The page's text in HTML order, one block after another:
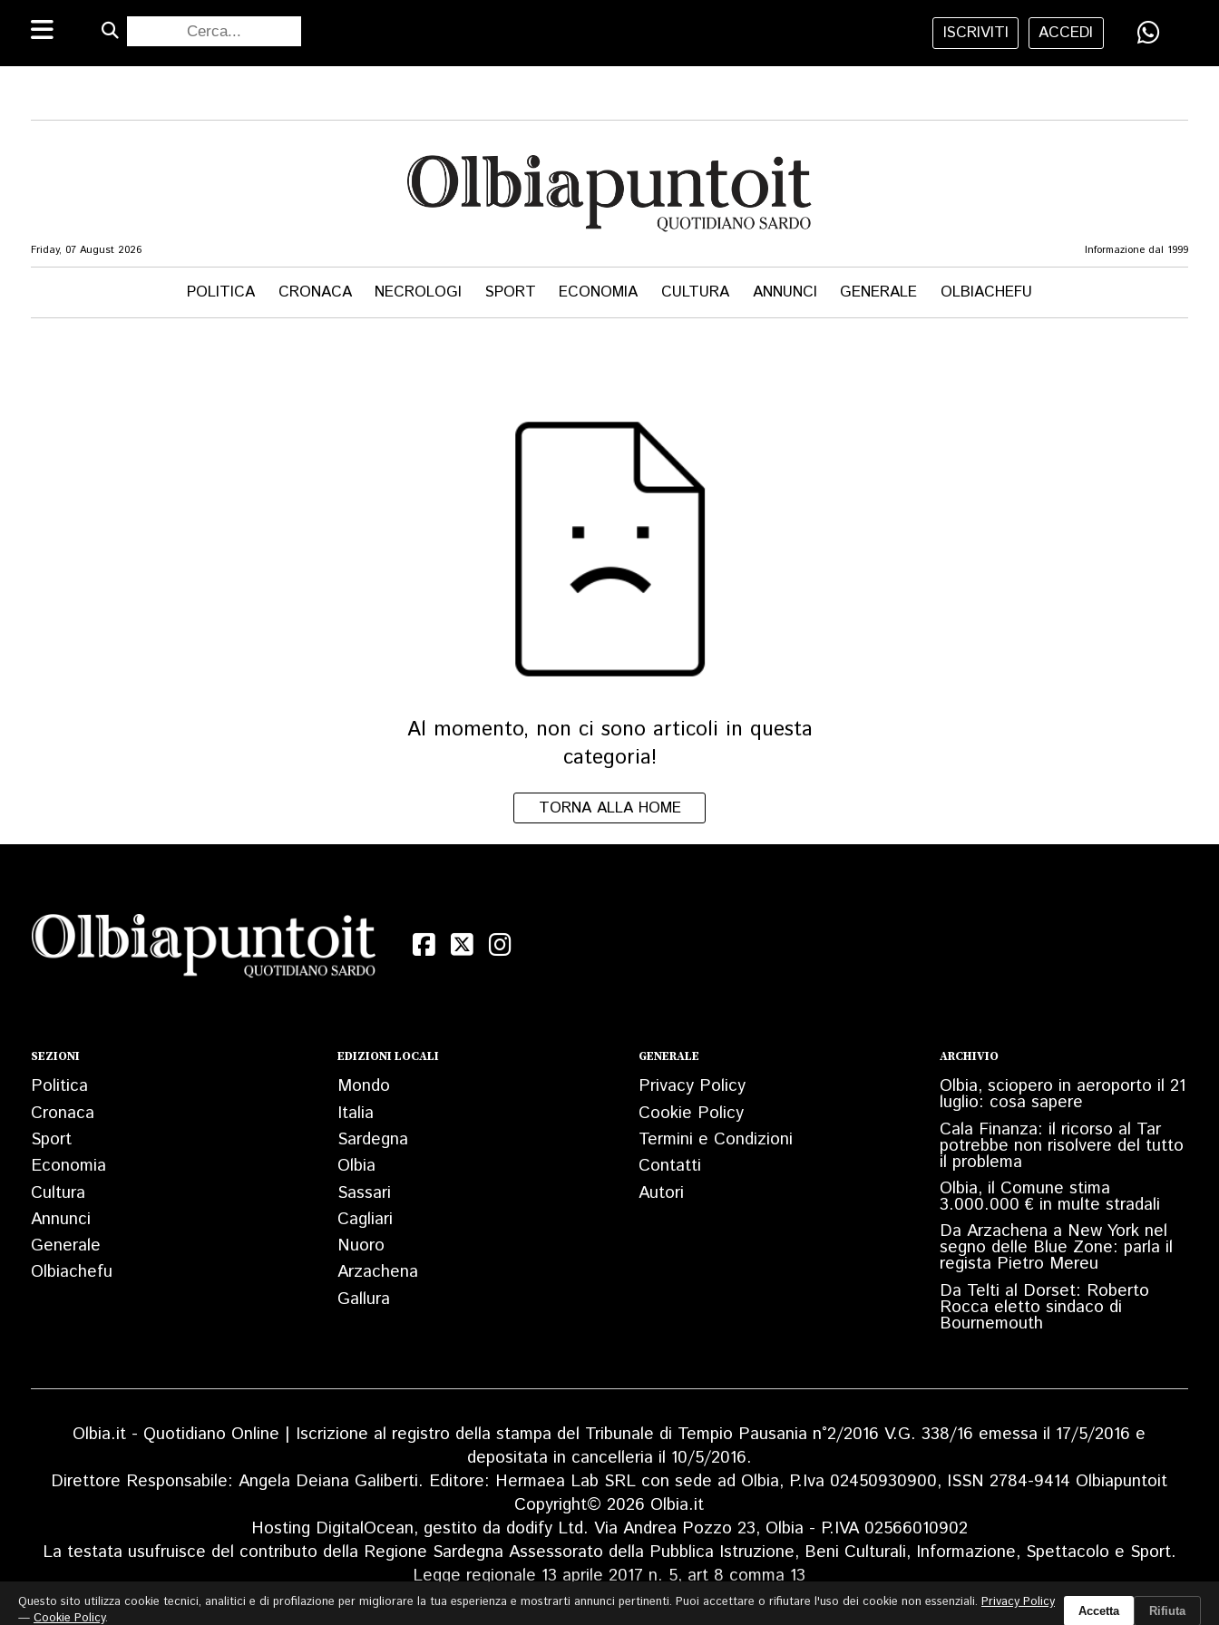
ISCRIVITI ACCEDI
Friday, 07 August 2026 Informazione dal 1999
POLITICA CRONACA NECROLOGI SPORT ECONOMIA CULTURA ANNUNCI GENERALE OLBIACHEFU
Al momento, non ci sono articoli in questa
categoria!
TORNA ALLA HOME
SEZIONI
Politica
Cronaca
Sport
Economia
Cultura
Annunci
Generale
Olbiachefu
EDIZIONI LOCALI
Mondo
Italia
Sardegna
Olbia
Sassari
Cagliari
Nuoro
Arzachena
Gallura
GENERALE
Privacy Policy
Cookie Policy
Termini e Condizioni
Contatti
Autori
ARCHIVIO
Olbia, sciopero in aeroporto il 21
luglio: cosa sapere
Cala Finanza: il ricorso al Tar
potrebbe non risolvere del tutto
il problema
Olbia, il Comune stima
3.000.000 € in multe stradali
Da Arzachena a New York nel
segno delle Blue Zone: parla il
regista Pietro Mereu
Da Telti al Dorset: Roberto
Rocca eletto sindaco di
Bournemouth
Olbia.it - Quotidiano Online | Iscrizione al registro della stampa del Tribunale di Tempio Pausania n°2/2016 V.G. 338/16 emessa il 17/5/2016 e
depositata in cancelleria il 10/5/2016.
Direttore Responsabile: Angela Deiana Galiberti. Editore: Hermaea Lab SRL con sede ad Olbia, P.Iva 02450930900, ISSN 2784-9414 Olbiapuntoit
Copyright© 2026 Olbia.it
Hosting DigitalOcean, gestito da dodify Ltd. Via Andrea Pozzo 23, Olbia - P.IVA 02566010902
La testata usufruisce del contributo della Regione Sardegna Assessorato della Pubblica Istruzione, Beni Culturali, Informazione, Spettacolo e Sport.
Legge regionale 13 aprile 2017 n. 5, art 8 comma 13
Questo sito utilizza cookie tecnici, analitici e di profilazione per migliorare la tua esperienza e mostrarti annunci pertinenti. Puoi accettare o rifiutare l'uso dei cookie non essenziali. Privacy Policy
— Cookie Policy. Accetta Rifiuta